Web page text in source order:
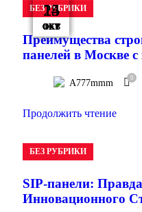
24
ФЕВ
БЕЗ РУБРИКИ
Преимущества
панелей в Москве
A777mmm 0
Продолжить чтение
15
ОКТ
БЕЗ РУБРИКИ
SIP-панели:
Инновационного
15
ОКТ
15
ОКТ
15
ОКТ
15
ОКТ
14
ОКТ